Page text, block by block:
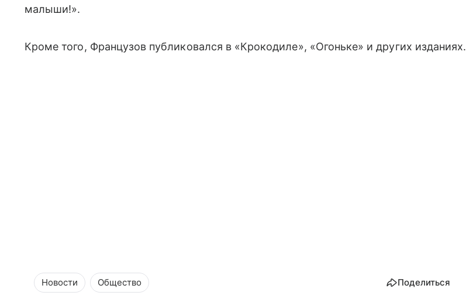
малыши!».
Кроме того, Французов публиковался в «Крокодиле», «Огоньке» и других изданиях.
Новости Общество Поделиться